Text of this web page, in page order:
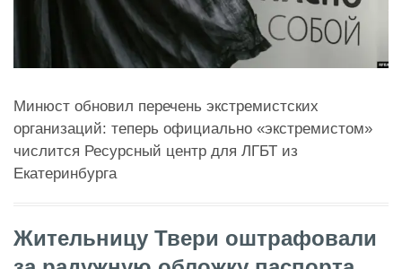
Минюст обновил перечень экстремистских
организаций: теперь официально «экстремистом»
числится Ресурсный центр для ЛГБТ из
Екатеринбурга
Жительницу Твери оштрафовали